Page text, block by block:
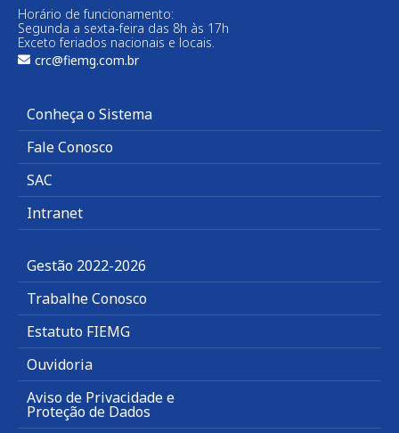
Horário de funcionamento:
Segunda a sexta-feira das 8h às 17h
Exceto feriados nacionais e locais.
crc@fiemg.com.br
Conheça o Sistema
Fale Conosco
SAC
Intranet
Gestão 2022-2026
Trabalhe Conosco
Estatuto FIEMG
Ouvidoria
Aviso de Privacidade e
Proteção de Dados